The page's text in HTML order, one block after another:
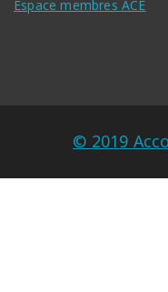
Espace membres ACE
© 2019